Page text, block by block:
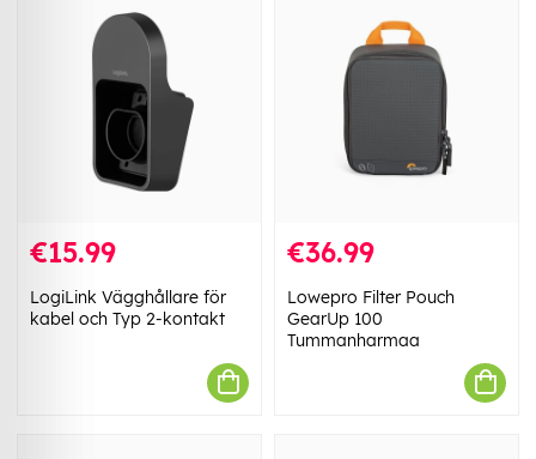
€15.99
LogiLink Vägghållare för
kabel och Typ 2-kontakt
€36.99
Lowepro Filter Pouch
GearUp 100
Tummanharmaa